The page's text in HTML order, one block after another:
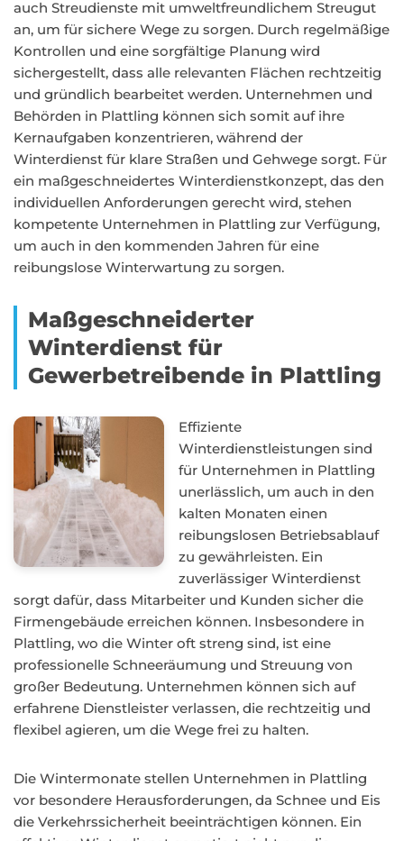
auch Streudienste mit umweltfreundlichem Streugut
an, um für sichere Wege zu sorgen. Durch regelmäßige
Kontrollen und eine sorgfältige Planung wird
sichergestellt, dass alle relevanten Flächen rechtzeitig
und gründlich bearbeitet werden. Unternehmen und
Behörden in Plattling können sich somit auf ihre
Kernaufgaben konzentrieren, während der
Winterdienst für klare Straßen und Gehwege sorgt. Für
ein maßgeschneidertes Winterdienstkonzept, das den
individuellen Anforderungen gerecht wird, stehen
kompetente Unternehmen in Plattling zur Verfügung,
um auch in den kommenden Jahren für eine
reibungslose Winterwartung zu sorgen.
Maßgeschneiderter
Winterdienst für
Gewerbetreibende in Plattling
Effiziente
Winterdienstleistungen sind
für Unternehmen in Plattling
unerlässlich, um auch in den
kalten Monaten einen
reibungslosen Betriebsablauf
zu gewährleisten. Ein
zuverlässiger Winterdienst
sorgt dafür, dass Mitarbeiter und Kunden sicher die
Firmengebäude erreichen können. Insbesondere in
Plattling, wo die Winter oft streng sind, ist eine
professionelle Schneeräumung und Streuung von
großer Bedeutung. Unternehmen können sich auf
erfahrene Dienstleister verlassen, die rechtzeitig und
flexibel agieren, um die Wege frei zu halten.
Die Wintermonate stellen Unternehmen in Plattling
vor besondere Herausforderungen, da Schnee und Eis
die Verkehrssicherheit beeinträchtigen können. Ein